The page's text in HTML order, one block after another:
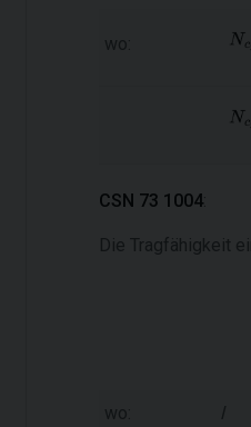
wo:
CSN 73 1004
Die Tragfähigkeit
wo: l